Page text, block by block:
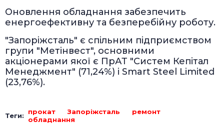
Оновлення обладнання забезпечить
енергоефективну та безперебійну роботу.
"Запоріжсталь" є спільним підприємством
групи "Метінвест", основними
акціонерами якої є ПрАТ "Систем Кепітал
Менеджмент" (71,24%) і Smart Steel Limited
(23,76%).
Теги: прокат Запоріжсталь
ремонт
обладнання